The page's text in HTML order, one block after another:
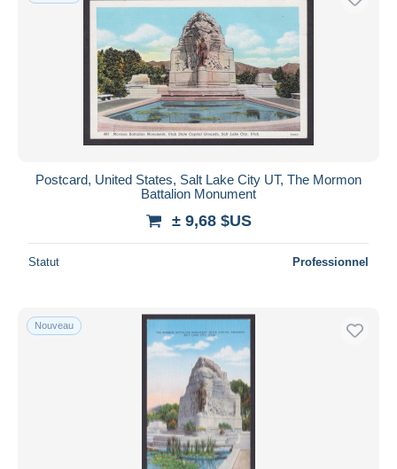
Postcard, United States, Salt Lake City UT, The Mormon
Battalion Monument
± 9,68 $US
Statut Professionnel
Nouveau